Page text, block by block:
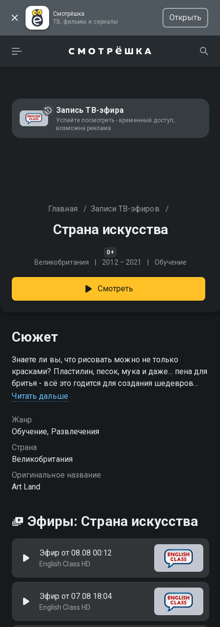
Смотрёшка
ТВ, фильмы и сериалы
Открыть
Запись ТВ-эфира
Успейте посмотреть - временный доступ,
возможна реклама
Главная / Записи ТВ-эфиров /
Страна искусства
0+
Великобритания 2012 – 2021 Обучение
Смотреть
Сюжет
Знаете ли вы, что рисовать можно не только
красками? Пластилин, песок, мука и даже… пена для
бритья - всё это годится для создания шедевров
детского творчества
Читать дальше
Жанр
Обучение, Развлечения
Страна
Великобритания
Оригинальное название
Art Land
Эфиры: Страна искусства
Эфир от 08.08 00:12
English Class HD
Эфир от 07.08 18:04
English Class HD